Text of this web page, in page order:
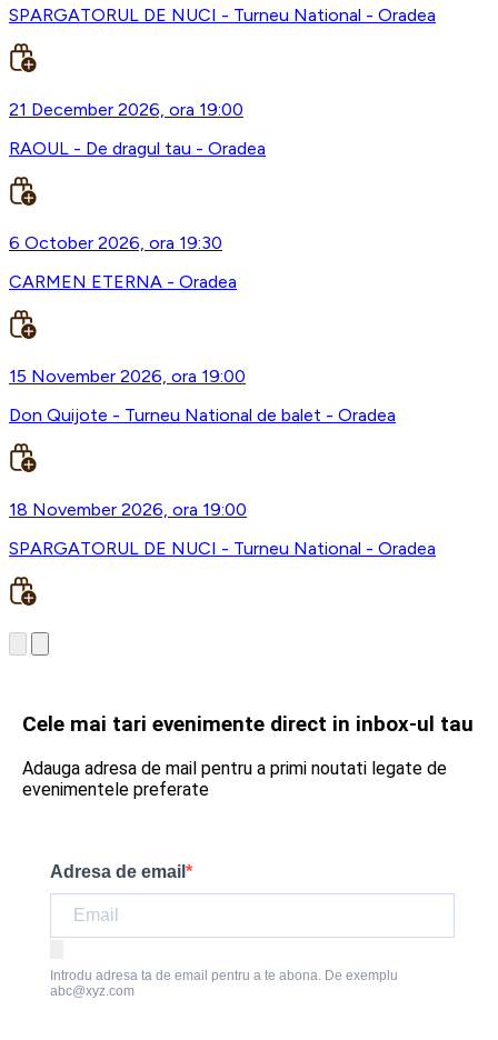
SPARGATORUL DE NUCI - Turneu National - Oradea
21 December 2026, ora 19:00
RAOUL - De dragul tau - Oradea
6 October 2026, ora 19:30
CARMEN ETERNA - Oradea
15 November 2026, ora 19:00
Don Quijote - Turneu National de balet - Oradea
18 November 2026, ora 19:00
SPARGATORUL DE NUCI - Turneu National - Oradea
Cele mai tari evenimente direct in inbox-ul tau
Adauga adresa de mail pentru a primi noutati legate de
evenimentele preferate
Adresa de email
Introdu adresa ta de email pentru a te abona. De exemplu
abc@xyz.com